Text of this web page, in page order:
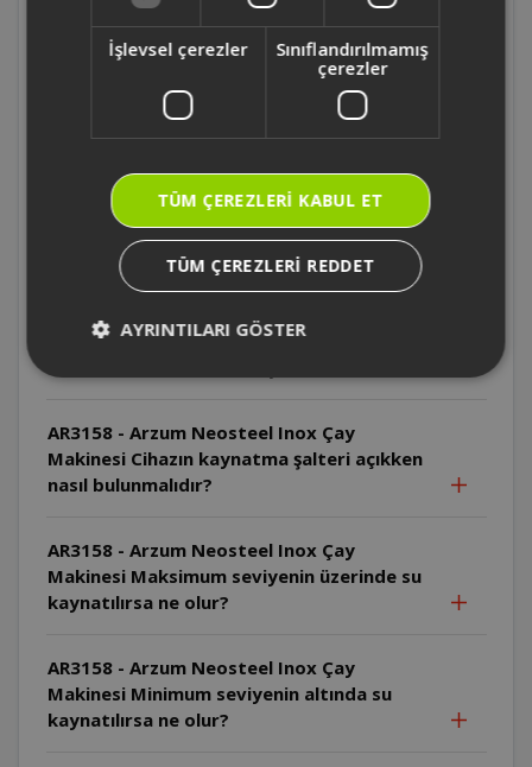
Makinesi Cihazın dış yüzeyi neden dikkatli
tutulmalıdır?
AR3158 - Arzum Neosteel Inox Çay
AR3158 - Arzum Neosteel Inox Çay
Makinesi Cihazın enerji tabanı suya
sokulabilir mi?
AR3158 - Arzum Neosteel Inox Çay
AR3158 - Arzum Neosteel Inox Çay
Makinesi Cihazın kaynatma şalteri açıkken
nasıl bulunmalıdır?
AR3158 - Arzum Neosteel Inox Çay
Makinesi Maksimum seviyenin üzerinde su
kaynatılırsa ne olur?
AR3158 - Arzum Neosteel Inox Çay
Makinesi Minimum seviyenin altında su
kaynatılırsa ne olur?
İşlevsel çerezler
Sınıflandırılmamış
çerezler
TÜM ÇEREZLERI KABUL ET
TÜM ÇEREZLERI REDDET
AYRINTILARI GÖSTER